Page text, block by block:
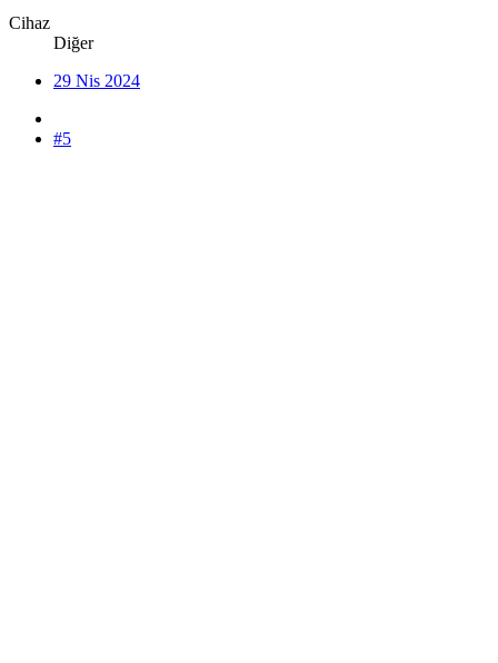
Cihaz
Diğer
29 Nis 2024
#5